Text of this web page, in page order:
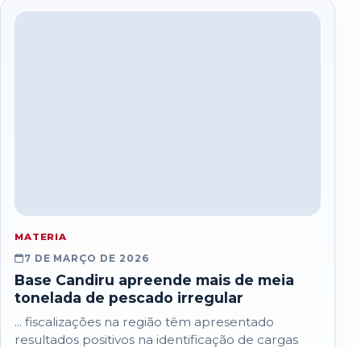
MATERIA
7 DE MARÇO DE 2026
Base Candiru apreende mais de meia
tonelada de pescado irregular
... fiscalizações na região têm apresentado
resultados positivos na identificação de cargas